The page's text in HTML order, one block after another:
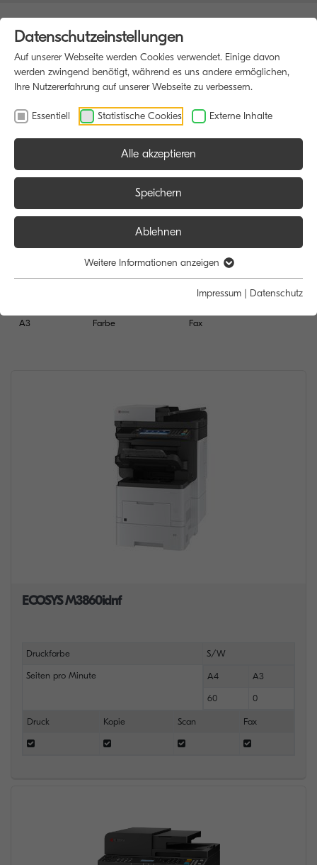
A3 Farbe
Funktion:
Scan
Fax
ECOSYS M3860idnf
Druckfarbe S/W
Seiten pro Minute A4 A3
60 0
Druck Kopie Scan Fax
Datenschutzeinstellungen
Auf unserer Webseite werden Cookies verwendet. Einige davon
werden zwingend benötigt, während es uns andere ermöglichen,
Ihre Nutzererfahrung auf unserer Webseite zu verbessern.
Essentiell Statistische Cookies Externe Inhalte
Alle akzeptieren
Speichern
Ablehnen
Weitere Informationen anzeigen
Impressum | Datenschutz